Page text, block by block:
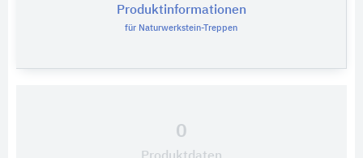
Produktinformationen
für Naturwerkstein-Treppen
0